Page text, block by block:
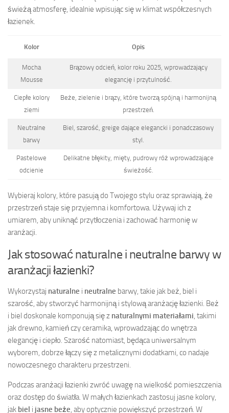
świeżą atmosferę, idealnie wpisując się w klimat współczesnych
łazienek.
Kolor Opis
Mocha
Mousse
Brązowy odcień, kolor roku 2025, wprowadzający
elegancję i przytulność.
Ciepłe kolory
ziemi
Beże, zielenie i brązy, które tworzą spójną i harmonijną
przestrzeń.
Neutralne
barwy
Biel, szarość, greige dające elegancki i ponadczasowy
styl.
Pastelowe
odcienie
Delikatne błękity, mięty, pudrowy róż wprowadzające
świeżość.
Wybieraj kolory, które pasują do Twojego stylu oraz sprawiają, że
przestrzeń staje się przyjemna i komfortowa. Używaj ich z
umiarem, aby uniknąć przytłoczenia i zachować harmonię w
aranżacji.
Jak stosować naturalne i neutralne barwy w
aranżacji łazienki?
Wykorzystaj naturalne i neutralne barwy, takie jak beż, biel i
szarość, aby stworzyć harmonijną i stylową aranżację łazienki. Beż
i biel doskonale komponują się z naturalnymi materiałami, takimi
jak drewno, kamień czy ceramika, wprowadzając do wnętrza
elegancję i ciepło. Szarość natomiast, będąca uniwersalnym
wyborem, dobrze łączy się z metalicznymi dodatkami, co nadaje
nowoczesnego charakteru przestrzeni.
Podczas aranżacji łazienki zwróć uwagę na wielkość pomieszczenia
oraz dostęp do światła. W małych łazienkach zastosuj jasne kolory,
jak biel i jasne beże, aby optycznie powiększyć przestrzeń. W